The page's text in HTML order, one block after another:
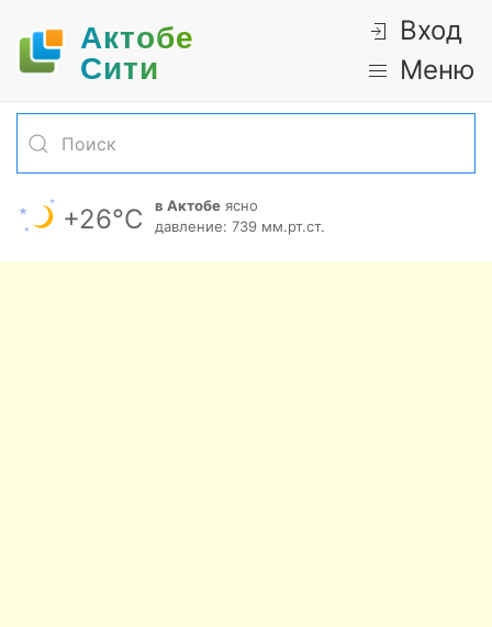
Актобе
Cити
Вход
Меню
+26°С в Актобе ясно
давление: 739 мм.рт.ст.